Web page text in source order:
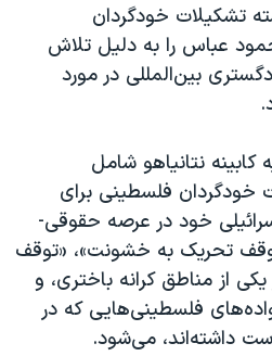
«سی‌پک»
تشکیلات خودگردان
عباس را به دلیل تلاش
بین‌المللی در مورد
کابینه نتانیاهو شامل
خودگردان فلسطینی برای
خود در عرصه حقوقی-
تحریک به خشونت»، «توقف
از مناطق کرانه باختری، و
فلسطینی‌هایی که در
داشته‌اند، می‌شود.